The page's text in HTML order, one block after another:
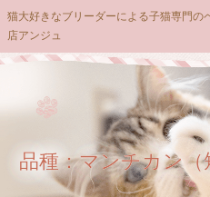
猫大好きなブリーダーによる子猫専門の
店アンジュ
品種：マンチカン（